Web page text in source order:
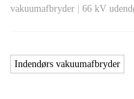
vakuumafbryder 66 kV
Indendørs vakuumafbryder